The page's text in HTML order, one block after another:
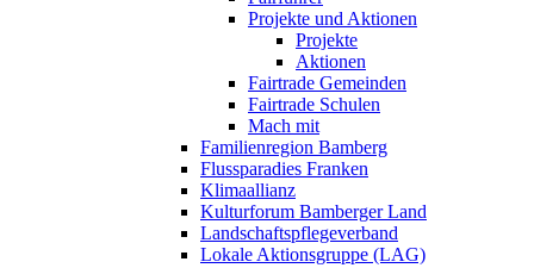
Projekte und Aktionen
Projekte
Aktionen
Fairtrade Gemeinden
Fairtrade Schulen
Mach mit
Familienregion Bamberg
Flussparadies Franken
Klimaallianz
Kulturforum Bamberger Land
Landschaftspflegeverband
Lokale Aktionsgruppe (LAG)